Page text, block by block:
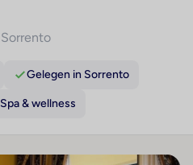
Sorrento
Gelegen in Sorrento
Spa & wellness